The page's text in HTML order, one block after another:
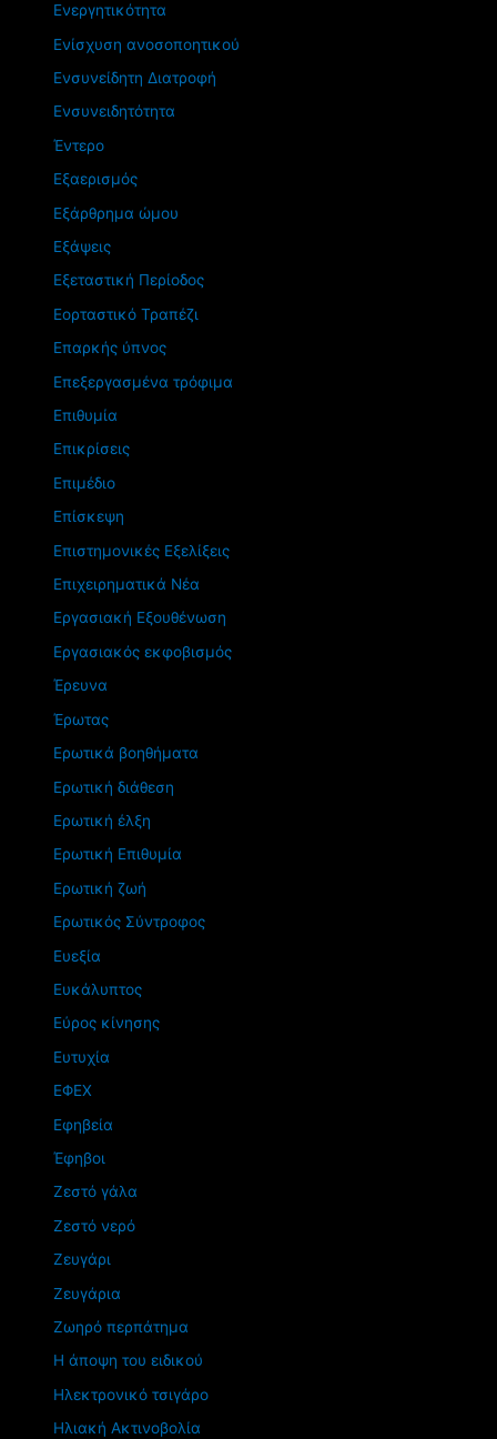
Ενεργητικότητα
Ενίσχυση ανοσοποητικού
Ενσυνείδητη Διατροφή
Ενσυνειδητότητα
Έντερο
Εξαερισμός
Εξάρθρημα ώμου
Εξάψεις
Εξεταστική Περίοδος
Εορταστικό Τραπέζι
Επαρκής ύπνος
Επεξεργασμένα τρόφιμα
Επιθυμία
Επικρίσεις
Επιμέδιο
Επίσκεψη
Επιστημονικές Εξελίξεις
Επιχειρηματικά Νέα
Εργασιακή Εξουθένωση
Εργασιακός εκφοβισμός
Έρευνα
Έρωτας
Ερωτικά βοηθήματα
Ερωτική διάθεση
Ερωτική έλξη
Ερωτική Επιθυμία
Ερωτική ζωή
Ερωτικός Σύντροφος
Ευεξία
Ευκάλυπτος
Εύρος κίνησης
Ευτυχία
ΕΦΕΧ
Εφηβεία
Έφηβοι
Ζεστό γάλα
Ζεστό νερό
Ζευγάρι
Ζευγάρια
Ζωηρό περπάτημα
Η άποψη του ειδικού
Ηλεκτρονικό τσιγάρο
Ηλιακή Ακτινοβολία